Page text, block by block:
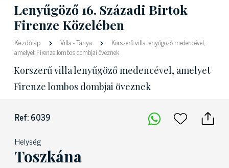
Lenyűgöző 16. Századi Birtok
Firenze Közelében
Kezdőlap Villa-Tanya
Korszerű villa lenyűgöző medencével,
amelyet Firenze lombos dombjai öveznek
Korszerű villa lenyűgöző medencével, amelyet
Firenze lombos dombjai öveznek
Ref: 6039
Helység
Toszkána